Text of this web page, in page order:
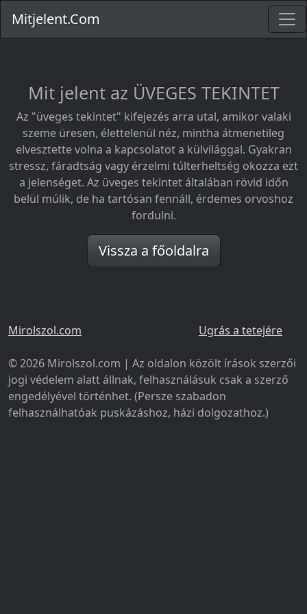
Mitjelent.Com
Mit jelent az ÜVEGES TEKINTET
Az "üveges tekintet" kifejezés arra utal, amikor valaki
szeme üresen, élettelenül néz, mintha átmenetileg
elvesztette volna a kapcsolatot a külvilággal. Gyakran
stressz, fáradtság vagy érzelmi túlterheltség okozza ezt
a jelenséget. Az üveges tekintet általában rövid időn
belül múlik, de ha tartósan fennáll, érdemes orvoshoz
fordulni.
Vissza a főoldalra
Ugrás a tetejére
Mirolszol.com
© 2026 Mirolszol.com | Az oldalon közölt írások szerzői
jogi védelem alatt állnak, felhasználásuk csak a szerző
engedélyével történhet. (Persze szabadon
felhasználhatóak puskázáshoz, házi dolgozathoz.)